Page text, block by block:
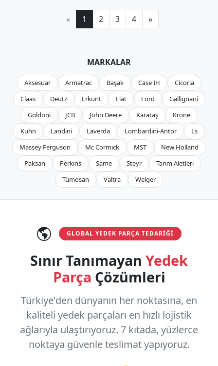
« 1 2 3 4 »
MARKALAR
Aksesuar Armatrac Başak Case IH
Cicoria
Claas
Deutz Erkunt Fiat Ford
Gallignani
Goldoni
JCB John Deere Karataş
Krone
Kuhn
Landini Laverda Lombardini-Antor
Ls
Massey Ferguson
Mc Cormıck MST
New Holland
Paksan
Perkins Same Steyr
Tarım Aletleri
Tümosan
Valtra Welger
GLOBAL YEDEK PARÇA TEDARIĞI
Sınır Tanımayan Yedek
Parça Çözümleri
Türkiye'den dünyanın her noktasına, en
kaliteli yedek parçaları en hızlı lojistik
ağlarıyla ulaştırıyoruz. 7 kıtada, yüzlerce
noktaya güvenle teslimat yapıyoruz.